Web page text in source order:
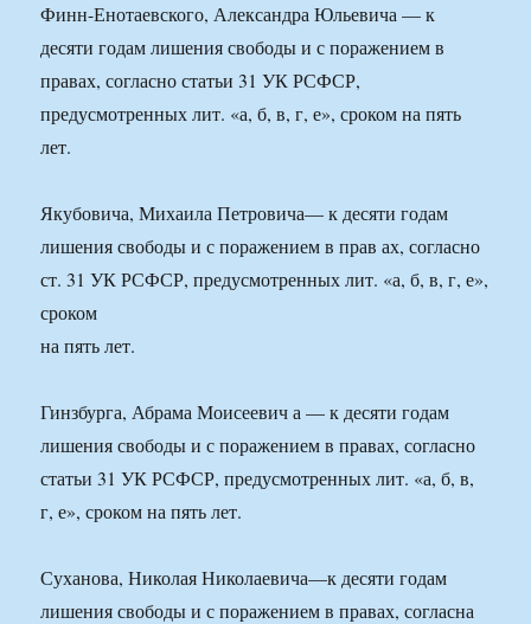
Финн-Енотаевского, Александра Юльевича — к
десяти годам лишения свободы и с поражением в
правах, согласно статьи 31 УК РСФСР,
предусмотренных лит. «а, б, в, г, е», сроком на пять
лет.
Якубовича, Михаила Петровича— к десяти годам
лишения свободы и с поражением в прав ах, согласно
ст. 31 УК РСФСР, предусмотренных лит. «а, б, в, г, е»,
сроком
на пять лет.
Гинзбурга, Абрама Моисеевич а — к десяти годам
лишения свободы и с поражением в правах, согласно
статьи 31 УК РСФСР, предусмотренных лит. «а, б, в,
г, е», сроком на пять лет.
Суханова, Николая Николаевича—к десяти годам
лишения свободы и с поражением в правах, согласна